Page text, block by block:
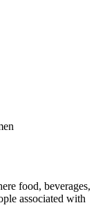
food, beverages,
associated with